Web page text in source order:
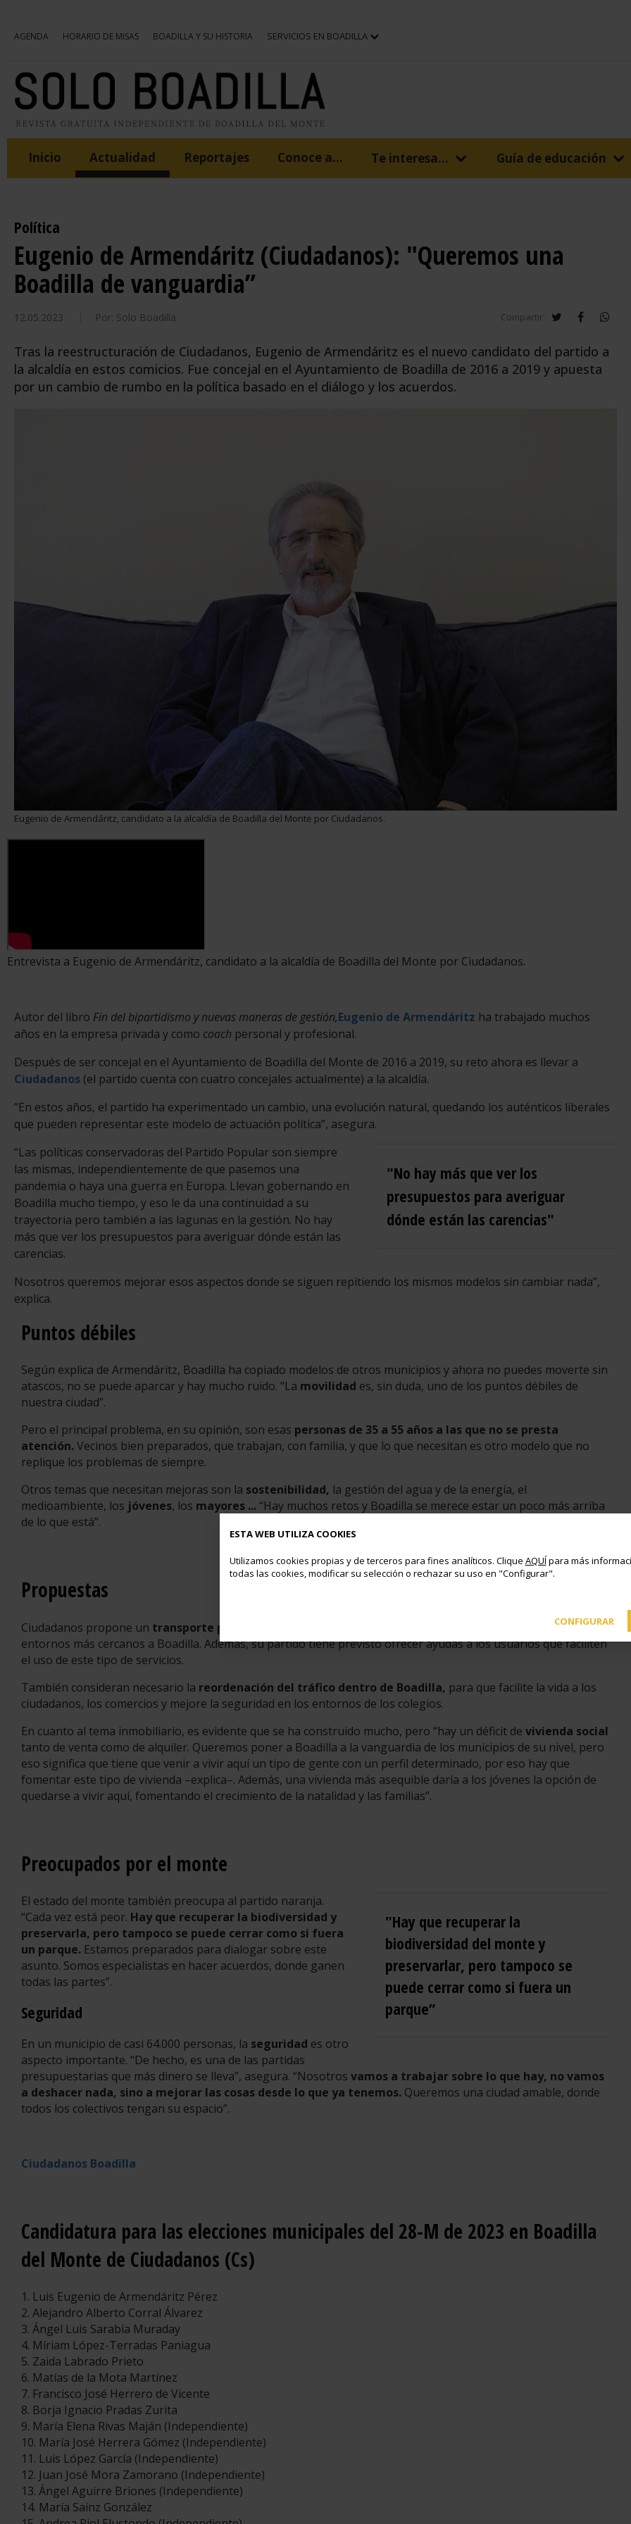
AGENDA HORARIO DE MISAS BOADILLA Y SU HISTORIA SERVICIOS EN BOADILLA
Inicio Actualidad Reportajes Conoce a... Te interesa... Guía de educación
Política
Eugenio de Armendáritz (Ciudadanos): "Queremos una
Boadilla de vanguardia”
12.05.2023 Por: Solo Boadilla Compartir: twitterfacebook
Tras la reestructuración de Ciudadanos, Eugenio de Armendáritz es el nuevo candidato del partido a
la alcaldía en estos comicios. Fue concejal en el Ayuntamiento de Boadilla de 2016 a 2019 y apuesta
por un cambio de rumbo en la política basado en el diálogo y los acuerdos.
Eugenio de Armendáritz, candidato a la alcaldía de Boadilla del Monte por Ciudadanos.
Entrevista a Eugenio de Armendáritz, candidato a la alcaldía de Boadilla del Monte por Ciudadanos.
Autor del libro Fin del bipartidismo y nuevas maneras de gestión,Eugenio de Armendáritz ha trabajado muchos
años en la empresa privada y como coach personal y profesional.
Después de ser concejal en el Ayuntamiento de Boadilla del Monte de 2016 a 2019, su reto ahora es llevar a
Ciudadanos (el partido cuenta con cuatro concejales actualmente) a la alcaldía.
“En estos años, el partido ha experimentado un cambio, una evolución natural, quedando los auténticos liberales
que pueden representar este modelo de actuación política”, asegura.
"No hay más que ver los
presupuestos para averiguar
dónde están las carencias"
“Las políticas conservadoras del Partido Popular son siempre
las mismas, independientemente de que pasemos una
pandemia o haya una guerra en Europa. Llevan gobernando en
Boadilla mucho tiempo, y eso le da una continuidad a su
trayectoria pero también a las lagunas en la gestión. No hay
más que ver los presupuestos para averiguar dónde están las
carencias.
Nosotros queremos mejorar esos aspectos donde se siguen repitiendo los mismos modelos sin cambiar nada”,
explica.
Puntos débiles
Según explica de Armendáritz, Boadilla ha copiado modelos de otros municipios y ahora no puedes moverte sin
atascos, no se puede aparcar y hay mucho ruido. “La movilidad es, sin duda, uno de los puntos débiles de
nuestra ciudad”.
Pero el principal problema, en su opinión, son esas personas de 35 a 55 años a las que no se presta
atención. Vecinos bien preparados, que trabajan, con familia, y que lo que necesitan es otro modelo que no
replique los problemas de siempre.
Otros temas que necesitan mejoras son la sostenibilidad, la gestión del agua y de la energía, el
medioambiente, los jóvenes, los mayores ... “Hay muchos retos y Boadilla se merece estar un poco más arriba
de lo que está”.
Propuestas
Ciudadanos propone un transporte público
eficaz que comunique mejor el municipio con la capital y con los
entornos más cercanos a Boadilla. Además, su partido tiene previsto ofrecer ayudas a los usuarios que faciliten
el uso de este tipo de servicios.
También consideran necesario la reordenación del tráfico dentro de Boadilla, para que facilite la vida a los
ciudadanos, los comercios y mejore la seguridad en los entornos de los colegios.
En cuanto al tema inmobiliario, es evidente que se ha construido mucho, pero “hay un déficit de vivienda social
tanto de venta como de alquiler. Queremos poner a Boadilla a la vanguardia de los municipios de su nivel, pero
eso significa que tiene que venir a vivir aquí un tipo de gente con un perfil determinado, por eso hay que
fomentar este tipo de vivienda –explica–. Además, una vivienda más asequible daría a los jóvenes la opción de
quedarse a vivir aquí, fomentando el crecimiento de la natalidad y las familias”.
Preocupados por el monte
"Hay que recuperar la
biodiversidad del monte y
preservarlar, pero tampoco se
puede cerrar como si fuera un
parque”
El estado del monte también preocupa al partido naranja.
“Cada vez está peor. Hay que recuperar la biodiversidad y
preservarla, pero tampoco se puede cerrar como si fuera
un parque. Estamos preparados para dialogar sobre este
asunto. Somos especialistas en hacer acuerdos, donde ganen
todas las partes”.
Seguridad
En un municipio de casi 64.000 personas, la seguridad es otro
aspecto importante. “De hecho, es una de las partidas
presupuestarias que más dinero se lleva”, asegura. “Nosotros vamos a trabajar sobre lo que hay, no vamos
a deshacer nada, sino a mejorar las cosas desde lo que ya tenemos. Queremos una ciudad amable, donde
todos los colectivos tengan su espacio”.
Ciudadanos Boadilla
Candidatura para las elecciones municipales del 28-M de 2023 en Boadilla
del Monte de Ciudadanos (Cs)
1. Luis Eugenio de Armendáritz Pérez
2. Alejandro Alberto Corral Álvarez
3. Ángel Luis Sarabia Muraday
4. Míriam López-Terradas Paniagua
5. Zaida Labrado Prieto
6. Matías de la Mota Martínez
7. Francisco José Herrero de Vicente
8. Borja Ignacio Pradas Zurita
9. María Elena Rivas Maján (Independiente)
10. María José Herrera Gómez (Independiente)
11. Luis López García (Independiente)
12. Juan José Mora Zamorano (Independiente)
13. Ángel Aguirre Briones (Independiente)
14. María Sainz González
ESTA WEB UTILIZA COOKIES
Utilizamos cookies propias y de terceros para fines analíticos. Clique AQUÍpara más
todas las cookies, modificar su selección o rechazar su uso en "Configurar".
CONFIGURAR